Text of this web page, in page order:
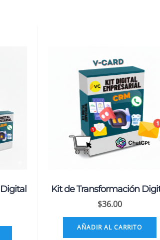
Kit de Transformación
$36.00
AÑADIR AL CARRITO